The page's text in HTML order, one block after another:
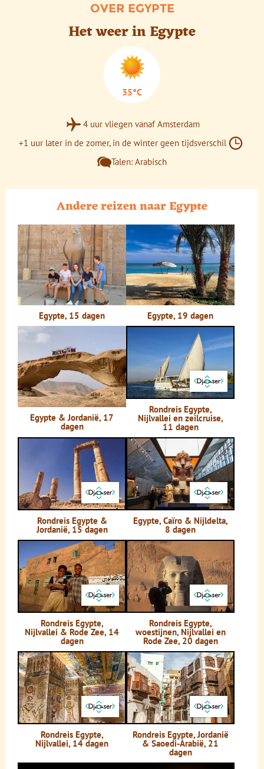
OVER EGYPTE
Het weer in Egypte
35°C
4 uur vliegen vanaf Amsterdam
+1 uur later in de zomer, in de winter geen tijdsverschil
Talen: Arabisch
Andere reizen naar Egypte
Egypte, 15 dagen Egypte, 19 dagen
Egypte & Jordanië, 17
dagen
Rondreis Egypte,
Nijlvallei en zeilcruise,
11 dagen
Rondreis Egypte &
Jordanië, 15 dagen
Egypte, Caïro & Nijldelta,
8 dagen
Rondreis Egypte,
Nijlvallei & Rode Zee, 14
dagen
Rondreis Egypte,
woestijnen, Nijlvallei en
Rode Zee, 20 dagen
Rondreis Egypte,
Nijlvallei, 14 dagen
Rondreis Egypte, Jordanië
& Saoedi-Arabië, 21
dagen